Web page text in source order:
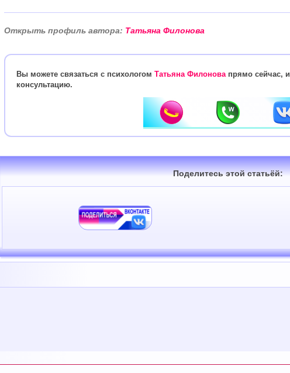
Открыть профиль автора: Татьяна Филонова
Вы можете связаться с психологомТатьяна Филоновапрямо сейчас,
консультацию.
Поделитесь этой статьёй: